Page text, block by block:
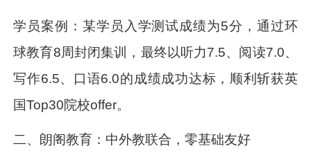
学员案例：某学员入学测试成绩为5分，通过环
球教育8周封闭集训，最终以听力7.5、阅读7.0、
写作6.5、口语6.0的成绩成功达标，顺利斩获英
国Top30院校offer。
二、朗阁教育：中外教联合，零基础友好